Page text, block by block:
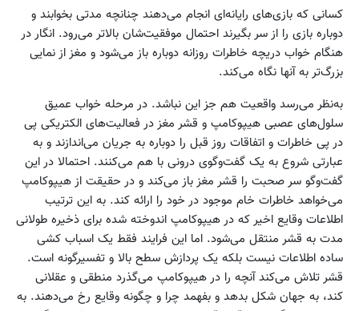
کسانی که بازی‌های رایانه‌ای انجام می‌دهند چنانچه مدتی بخوابند و
دوباره بازی را از سر بگیرند احتمال موفقیت‌شان بالاتر می‌رود. انگار در
هنگام خواب دریچه خاطرات روزانه دوباره باز می‌شود و مغز از نمایی
بزرگ‌تر به آنها نگاه می‌کند.
به‌نظر می‌رسد واقعیت هم جز این نباشد. در مرحله خواب عمیق
سلول‌های عصبی هیپوکامپ و قشر مغز در فعالیت‌های الکتریکی پی
در پی خاطرات و اتفاقات روز قبل را دوباره به جریان می‌اندازند و به
عبارتی شروع به یک گفت‌وگوی درونی با هم می‌کنند. احتمالا در این
گفت‌وگو سر صحبت را قشر مغز باز می‌کند و در حقیقت از هیپوکامپ
می‌خواهد خاطرات خام موجود در خود را ارائه کند. به این ترتیب
اطلاعات وقایع اخیر که در هیپوکامپ اندوخته شده برای ذخیره طولانی
مدت به قشر منتقل می‌شود. اما این فرایند فقط یک اسباب کشی
ساده اطلاعات نیست بلکه یک پردازش سطح بالا و تفسیرگونه است.
قشر تلاش می‌کند آنچه را در هیپوکامپ می‌گذرد منطقی و عقلانی
کند، به جهان شکل بدهد و بفهمد چرا و چگونه وقایع رخ می‌دهند. به